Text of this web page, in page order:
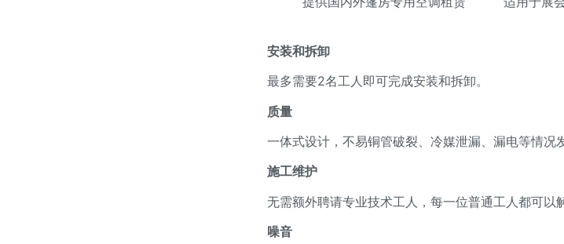
安装和拆卸
最多需要2名工人即可完成安装和拆卸。
质量
一体式设计，不易铜管破裂、冷媒泄漏、漏电等情况
施工维护
无需额外聘请专业技术工人，每一位普通工人都可以
噪音